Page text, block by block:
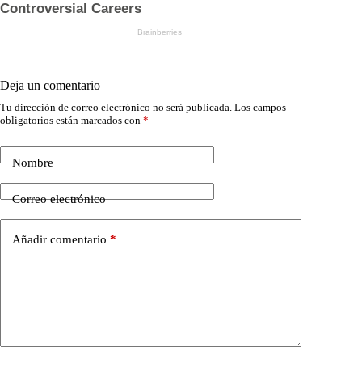
Deja un comentario
Tu dirección de correo electrónico no será publicada. Los campos
obligatorios están marcados con *
Nombre
Correo electrónico
Añadir comentario *